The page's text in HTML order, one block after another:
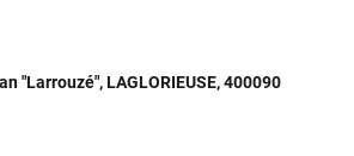
"Larrouzé", LAGLORIEUSE, 400090